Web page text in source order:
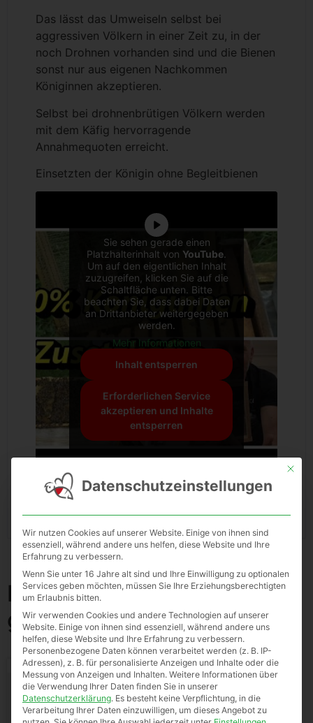
Das lässt das Umweiseln selbst bei
aggressiven Völkern in einer Zeit zu, in der
noch Drohnen vorhanden sind und die Bienen
sonst nur aus eigenen Nachkommen
Königinnen akzeptieren.
Selbst bei drohnenbrütigen Völkern werden
mit dem Käfig hervorragende
Annahmequoten erreicht.
Einsetzten der Königin ohne Begleitbienen
Sie sehen gerade einen
Platzhalterinhalt von YouTube
Um auf den eigentlichen Inhalt
zuzugreifen, klicken Sie auf die
Schaltfläche unten. Bitte
beachten Sie, dass dabei Daten
an Drittanbieter weitergegeben
werden.
Mehr Informationen
Inhalt entsperren
Erforderlichen Service
akzeptieren und Inhalte
entsperren
Das könnte dir auch
gefallen …
Mit
Datenschutzeinstellungen
Wir nutzen Cookies auf unserer Website. Einige von ihnen sind
essenziell, während andere uns helfen, diese Website und Ihre
Erfahrung zu verbessern.
Wenn Sie unter 16 Jahre alt sind und Ihre Einwilligung zu optionalen
Services geben möchten, müssen Sie Ihre Erziehungsberechtigten
um Erlaubnis bitten.
Wir verwenden Cookies und andere Technologien auf unserer
Website. Einige von ihnen sind essenziell, während andere uns
helfen, diese Website und Ihre Erfahrung zu verbessern.
Personenbezogene Daten können verarbeitet werden (z. B. IP-
Adressen), z. B. für personalisierte Anzeigen und Inhalte oder die
Messung von Anzeigen und Inhalten. Weitere Informationen über
die Verwendung Ihrer Daten finden Sie in unserer
Datenschutzerklärung. Es besteht keine Verpflichtung, in die
Verarbeitung Ihrer Daten einzuwilligen, um dieses Angebot zu